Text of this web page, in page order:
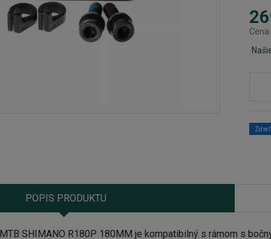
Cena
POPIS PRODUKTU
SHIMANO R180P 180MM je kompatibilný s rámom s